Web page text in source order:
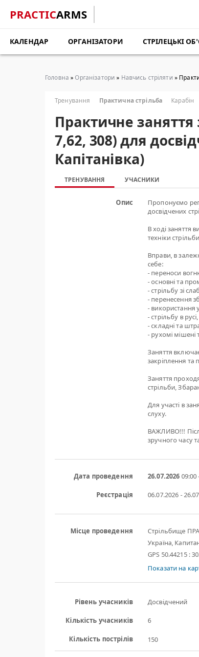
PRACTICARMS
КАЛЕНДАР ОРГАНІЗАТОРИ СТРІЛЕЦЬКІ
Головна »Організатори » Навчись стріляти »
Тренування Практична стрільба Карабін
Практичне заняття
7,62, 308) для
Капітанівка)
ТРЕНУВАННЯ УЧАСНИКИ
Опис
Пропонуємо
досвідчених
В ході заняття
техніки
Вправи, в
себе:
- переноси
- основні та
- стрільбу зі
- перенесення
- використання
- стрільбу в
- складні та
- рухомі мішені
Заняття
закріплення та
Заняття
стрільби,
Для участі в
слуху.
ВАЖЛИВО!!!
зручного часу
Дата проведення 26.07.2026 09:00
Реєстрація 06.07.2026 -
Місце проведення
Стрільбище
Україна,
GPS 50.44215 :
Показати на
Рівень учасників Досвідчений
Кількість учасників 6
Кількість пострілів 150